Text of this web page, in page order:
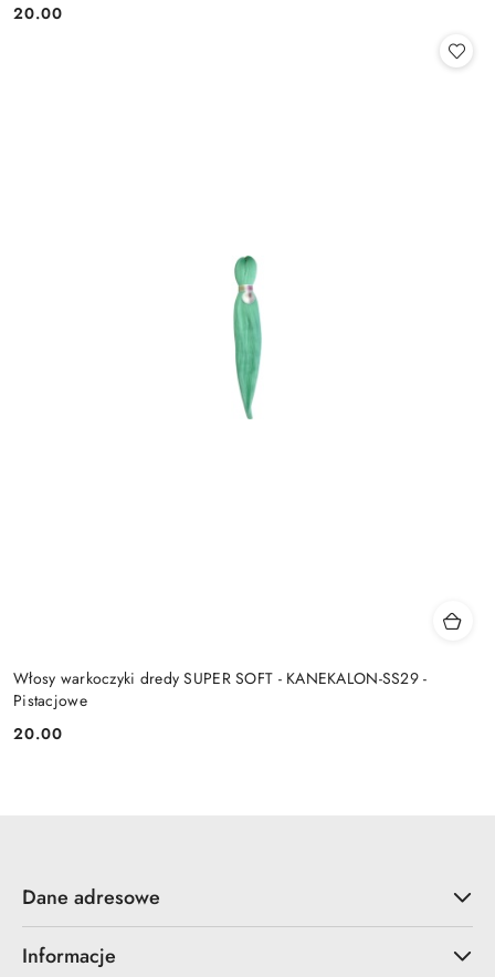
Cena:
20.00
Włosy warkoczyki dredy SUPER SOFT - KANEKALON-SS29 -
Pistacjowe
Cena:
20.00
Dane adresowe
Informacje